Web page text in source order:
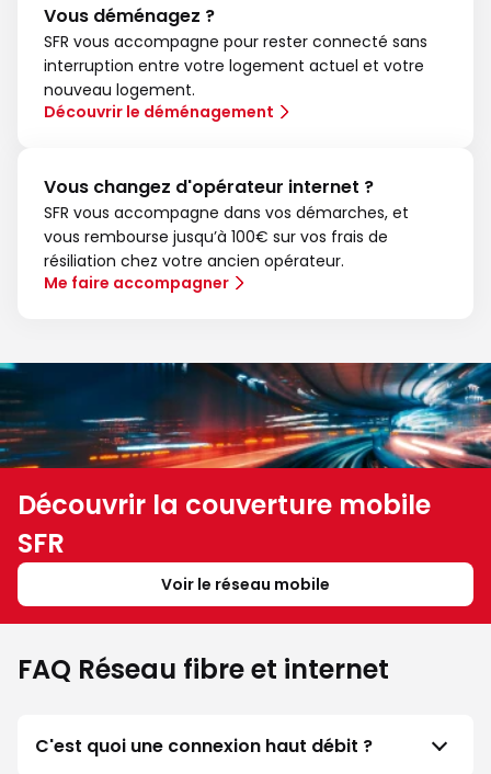
Vous déménagez ?
SFR vous accompagne pour rester connecté sans
interruption entre votre logement actuel et votre
nouveau logement.
Découvrir le déménagement
Vous changez d'opérateur internet ?
SFR vous accompagne dans vos démarches, et
vous rembourse jusqu’à 100€ sur vos frais de
résiliation chez votre ancien opérateur.
Me faire accompagner
Découvrir la couverture mobile
SFR
Voir le réseau mobile
FAQ Réseau fibre et internet
C'est quoi une connexion haut débit ?